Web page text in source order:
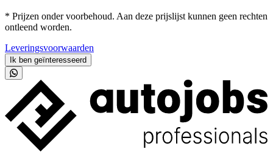
* Prijzen onder voorbehoud. Aan deze prijslijst kunnen geen rechten
ontleend worden.
Leveringsvoorwaarden
Ik ben geïnteresseerd